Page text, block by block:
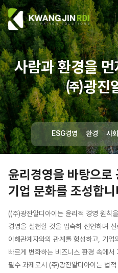
사람과 환경을
㈜광진
ESG경영 환경 사회
윤리경영을 바탕으로
기업 문화를 조성합니
((주)광잔알디아이는 윤리적 경영 원칙
경영을 실천할 것을 엄숙히 선언하며
이해관계자와의 관계를 형성하고, 기
빠르게 변화하는 비즈니스 환경 속에서
필수 과제로서 (주)광잔알디아이는 법